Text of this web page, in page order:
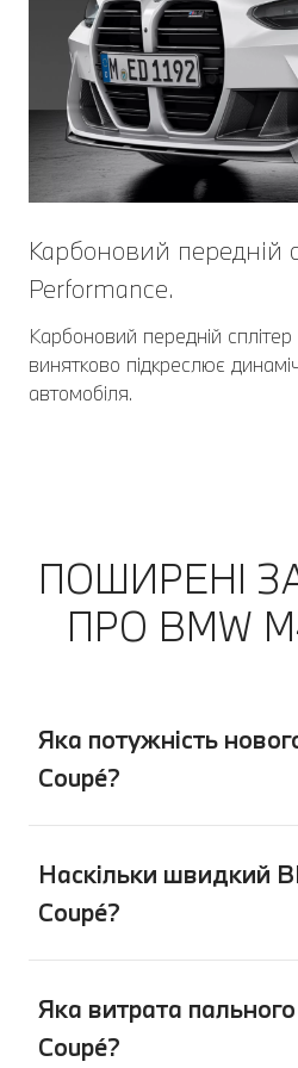
Карбоновий передній
Performance.
Карбоновий передній
винятково підкреслює
автомобіля.
ПОШИРЕНІ
ПРО BMW
Яка потужність
Coupé?
Наскільки швидкий
Coupé?
Яка витрата
Coupé?